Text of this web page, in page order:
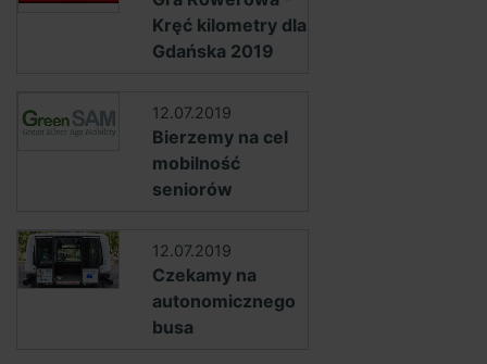
Kręć kilometry dla
Gdańska 2019
12.07.2019
Bierzemy na cel
mobilność
seniorów
12.07.2019
Czekamy na
autonomicznego
busa